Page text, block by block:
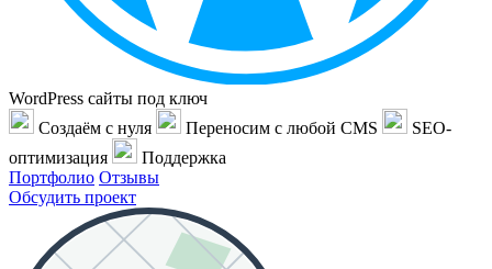
WordPress сайты под ключ
Создаём с нуля
Переносим с любой CMS
SEO-
оптимизация
Поддержка
Портфолио Отзывы
Обсудить проект